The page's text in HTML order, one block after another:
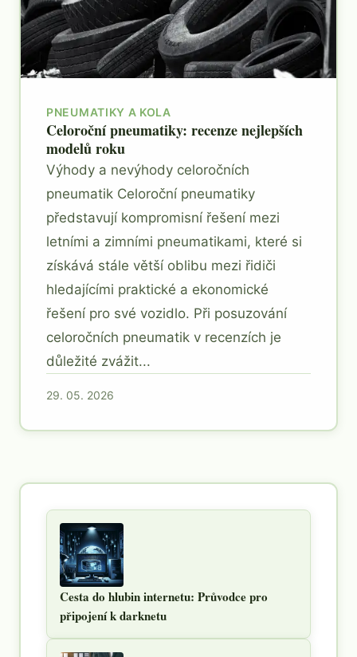
PNEUMATIKY A KOLA
Celoroční pneumatiky: recenze nejlepších
modelů roku
Výhody a nevýhody celoročních
pneumatik Celoroční pneumatiky
představují kompromisní řešení mezi
letními a zimními pneumatikami, které si
získává stále větší oblibu mezi řidiči
hledajícími praktické a ekonomické
řešení pro své vozidlo. Při posuzování
celoročních pneumatik v recenzích je
důležité zvážit...
29. 05. 2026
Cesta do hlubin internetu: Průvodce pro
připojení k darknetu